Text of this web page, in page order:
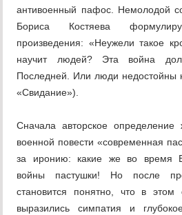
антивоенный пафос. Немолодой
Бориса Костяева
произведения: «Неужели такое
научит людей? Эта война
Последней. Или люди недостойны
«Свидание»).
Сначала авторское определение
военной повести «современная
за иронию: какие же во время
войны пастушки! Но после
становится понятно, что в этом
выразились симпатия и